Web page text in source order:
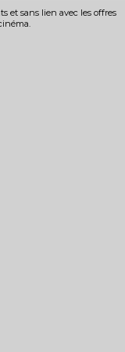
et sans lien avec les offres